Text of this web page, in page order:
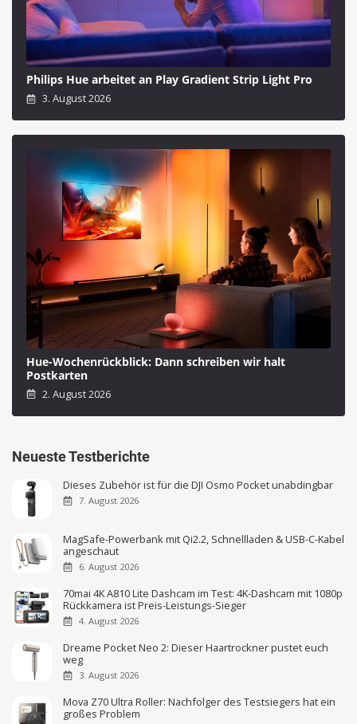
Philips Hue arbeitet an Play Gradient Strip Light Pro
3. August 2026
Hue-Wochenrückblick: Dann schreiben wir halt
Postkarten
2. August 2026
Neueste Testberichte
Dieses Zubehör ist für die DJI Osmo Pocket unabdingbar
7. August 2026
MagSafe-Powerbank mit Qi2.2, Schnellladen & USB-C-Kabel
angeschaut
6. August 2026
70mai 4K A810 Lite Dashcam im Test: 4K-Dashcam mit 1080p
Rückkamera ist Preis-Leistungs-Sieger
4. August 2026
Dreame Pocket Neo 2: Dieser Haartrockner pustet euch
weg
3. August 2026
Mova Z70 Ultra Roller: Nachfolger des Testsiegers hat ein
großes Problem